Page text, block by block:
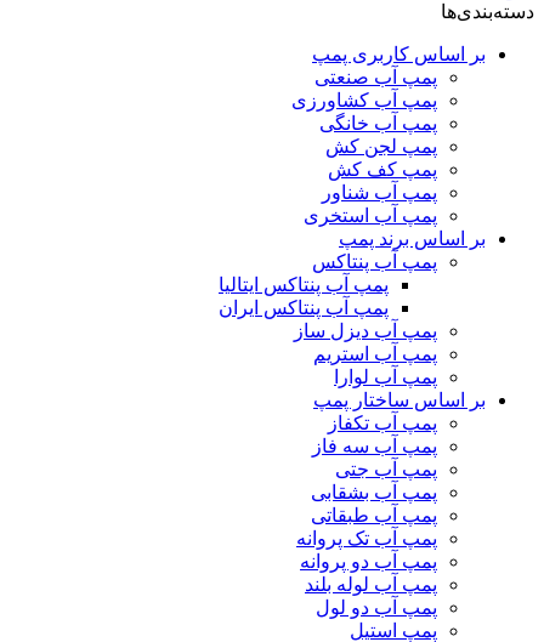
دسته‌بندی‌ها
بر اساس کاربری پمپ
پمپ آب صنعتی
پمپ آب کشاورزی
پمپ آب خانگی
پمپ لجن کش
پمپ کف کش
پمپ آب شناور
پمپ آب استخری
بر اساس برند پمپ
پمپ آب پنتاکس
پمپ آب پنتاکس ایتالیا
پمپ آب پنتاکس ایران
پمپ آب دیزل ساز
پمپ آب استریم
پمپ آب لوارا
بر اساس ساختار پمپ
پمپ آب تکفاز
پمپ آب سه فاز
پمپ آب جتی
پمپ آب بشقابی
پمپ آب طبقاتی
پمپ آب تک پروانه
پمپ آب دو پروانه
پمپ آب لوله بلند
پمپ آب دو لول
پمپ استیل